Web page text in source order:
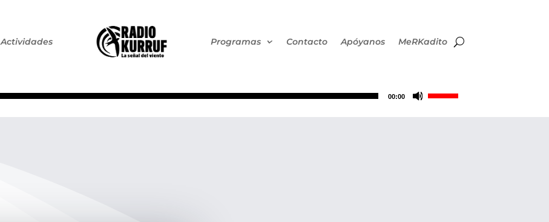
Actividades Programas Contacto Apóyanos MeRKadito
00:00
Utiliza